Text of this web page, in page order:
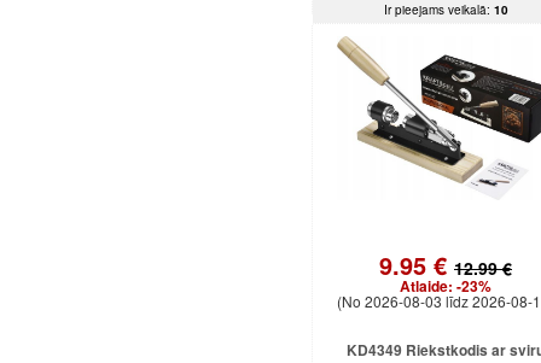
Ir pieejams veikalā: 10
9.95 € 12.99 €
Atlaide: -23%
(No 2026-08-03 līdz 2026-08-
KD4349 Riekstkodis ar